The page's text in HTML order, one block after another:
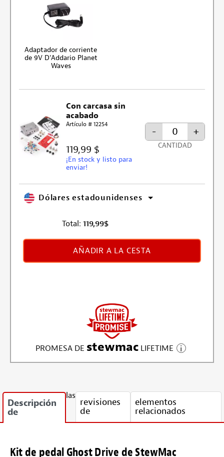
Adaptador de corriente
de 9V D'Addario Planet
Waves
Con carcasa sin
acabado
Artículo # 12254
119,99 $
¡En stock y listo para
enviar!
- +
CANTIDAD
Dólares estadounidenses
Total: 119,99$
AÑADIR A LA CESTA
PROMESA DE stewmacLIFETIME
Descripción
de
las
revisiones
de
elementos
relacionados
Kit de pedal Ghost Drive de StewMac